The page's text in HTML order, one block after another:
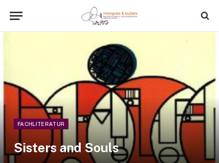
FACHLITERATUR
Sisters and Souls